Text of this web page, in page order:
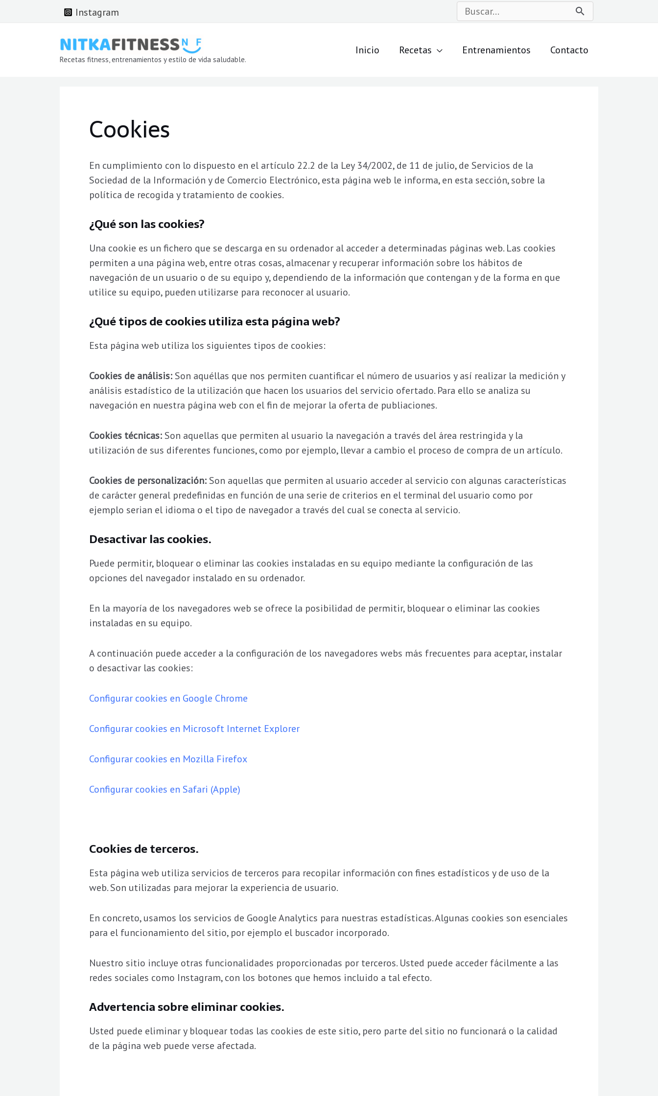
Instagram
Buscar
Recetas fitness, entrenamientos y estilo de vida saludable.
Inicio Recetas Entrenamientos Contacto
Cookies
En cumplimiento con lo dispuesto en el artículo 22.2 de la Ley 34/2002, de 11 de julio, de Servicios de la
Sociedad de la Información y de Comercio Electrónico, esta página web le informa, en esta sección, sobre la
política de recogida y tratamiento de cookies.
¿Qué son las cookies?
Una cookie es un fichero que se descarga en su ordenador al acceder a determinadas páginas web. Las cookies
permiten a una página web, entre otras cosas, almacenar y recuperar información sobre los hábitos de
navegación de un usuario o de su equipo y, dependiendo de la información que contengan y de la forma en que
utilice su equipo, pueden utilizarse para reconocer al usuario.
¿Qué tipos de cookies utiliza esta página web?
Esta página web utiliza los siguientes tipos de cookies:
Cookies de análisis: Son aquéllas que nos permiten cuantificar el número de usuarios y así realizar la medición y
análisis estadístico de la utilización que hacen los usuarios del servicio ofertado. Para ello se analiza su
navegación en nuestra página web con el fin de mejorar la oferta de publiaciones.
Cookies técnicas: Son aquellas que permiten al usuario la navegación a través del área restringida y la
utilización de sus diferentes funciones, como por ejemplo, llevar a cambio el proceso de compra de un artículo.
Cookies de personalización: Son aquellas que permiten al usuario acceder al servicio con algunas características
de carácter general predefinidas en función de una serie de criterios en el terminal del usuario como por
ejemplo serian el idioma o el tipo de navegador a través del cual se conecta al servicio.
Desactivar las cookies.
Puede permitir, bloquear o eliminar las cookies instaladas en su equipo mediante la configuración de las
opciones del navegador instalado en su ordenador.
En la mayoría de los navegadores web se ofrece la posibilidad de permitir, bloquear o eliminar las cookies
instaladas en su equipo.
A continuación puede acceder a la configuración de los navegadores webs más frecuentes para aceptar, instalar
o desactivar las cookies:
Configurar cookies en Google Chrome
Configurar cookies en Microsoft Internet Explorer
Configurar cookies en Mozilla Firefox
Configurar cookies en Safari (Apple)
Cookies de terceros.
Esta página web utiliza servicios de terceros para recopilar información con fines estadísticos y de uso de la
web. Son utilizadas para mejorar la experiencia de usuario.
En concreto, usamos los servicios de Google Analytics para nuestras estadísticas. Algunas cookies son esenciales
para el funcionamiento del sitio, por ejemplo el buscador incorporado.
Nuestro sitio incluye otras funcionalidades proporcionadas por terceros. Usted puede acceder fácilmente a las
redes sociales como Instagram, con los botones que hemos incluido a tal efecto.
Advertencia sobre eliminar cookies.
Usted puede eliminar y bloquear todas las cookies de este sitio, pero parte del sitio no funcionará o la calidad
de la página web puede verse afectada.